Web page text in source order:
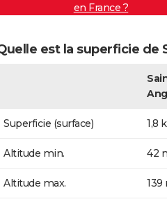
en France ?
est la superficie de
Superficie (surface) 1,8
Altitude min. 42
Altitude max. 139